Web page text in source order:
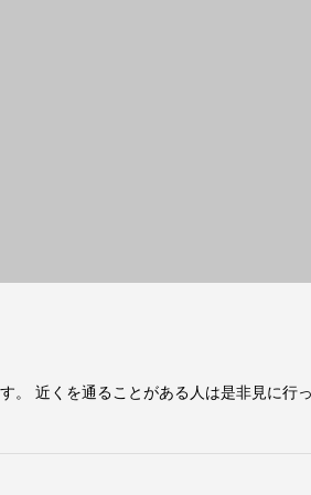
近くを通ることがある人は是非見に行